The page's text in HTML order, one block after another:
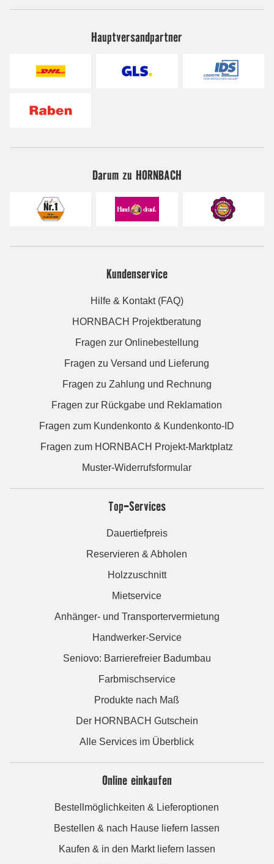
Hauptversandpartner
Darum zu HORNBACH
Kundenservice
Hilfe & Kontakt (FAQ)
HORNBACH Projektberatung
Fragen zur Onlinebestellung
Fragen zu Versand und Lieferung
Fragen zu Zahlung und Rechnung
Fragen zur Rückgabe und Reklamation
Fragen zum Kundenkonto & Kundenkonto-ID
Fragen zum HORNBACH Projekt-Marktplatz
Muster-Widerrufsformular
Top-Services
Dauertiefpreis
Reservieren & Abholen
Holzzuschnitt
Mietservice
Anhänger- und Transportervermietung
Handwerker-Service
Seniovo: Barrierefreier Badumbau
Farbmischservice
Produkte nach Maß
Der HORNBACH Gutschein
Alle Services im Überblick
Online einkaufen
Bestellmöglichkeiten & Lieferoptionen
Bestellen & nach Hause liefern lassen
Kaufen & in den Markt liefern lassen